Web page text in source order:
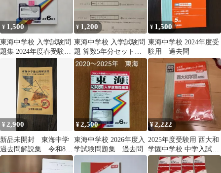
¥ 1,500
東海中学校 入学試験問
題集 2024年度春受験
¥1,200
東海中学校 入学試験問
題 算数5年分セット
2020年度〜2024年度
¥ 1,500
東海中学校 2024年度受
験用 過去問
¥ 2,900
新品未開封 東海中学
過去問解説集 令和8年
受験用
¥2,500
東海中学校 2026年度入
学試験問題集 過去問
¥2,222
2025年度受験用 西大和
学園中学校 中学入試対
策シリーズ